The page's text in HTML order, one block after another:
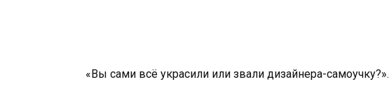
«Вы сами всё украсили или звали дизайнера-самоучку?».